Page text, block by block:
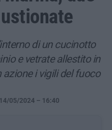
di un cucinotto
e vetrate allestito in
i vigili del fuoco
05/2024 – 16:40